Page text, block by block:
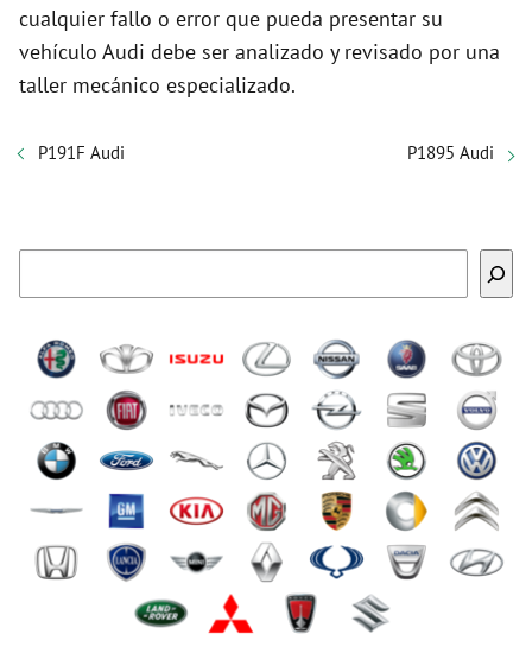
cualquier fallo o error que pueda presentar su
vehículo Audi debe ser analizado y revisado por una
taller mecánico especializado.
P191F Audi P1895 Audi